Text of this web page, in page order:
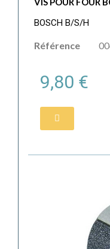
BOSCH B/S/H
Référence
9,80 €